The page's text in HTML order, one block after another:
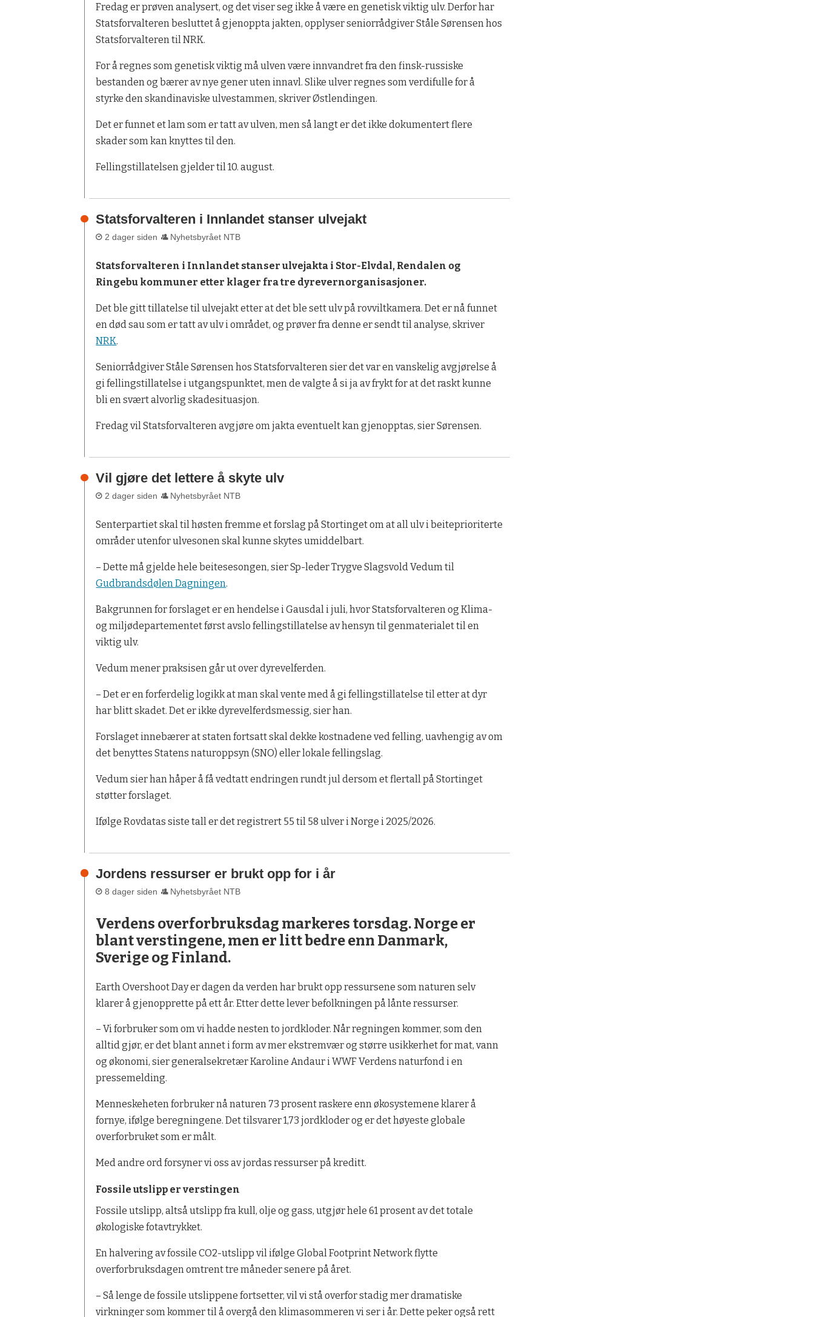
Fredag er prøven analysert, og det viser seg ikke å være en genetisk viktig ulv. Derfor har
Statsforvalteren besluttet å gjenoppta jakten, opplyser seniorrådgiver Ståle Sørensen hos
Statsforvalteren til NRK.
For å regnes som genetisk viktig må ulven være innvandret fra den finsk-russiske
bestanden og bærer av nye gener uten innavl. Slike ulver regnes som verdifulle for å
styrke den skandinaviske ulvestammen, skriver Østlendingen.
Det er funnet et lam som er tatt av ulven, men så langt er det ikke dokumentert flere
skader som kan knyttes til den.
Fellingstillatelsen gjelder til 10. august.
Statsforvalteren i Innlandet stanser ulvejakt
2 dager siden Nyhetsbyrået NTB
Statsforvalteren i Innlandet stanser ulvejakta i Stor-Elvdal, Rendalen og
Ringebu kommuner etter klager fra tre dyrevernorganisasjoner.
Det ble gitt tillatelse til ulvejakt etter at det ble sett ulv på rovviltkamera. Det er nå funnet
en død sau som er tatt av ulv i området, og prøver fra denne er sendt til analyse, skriver
NRK.
Seniorrådgiver Ståle Sørensen hos Statsforvalteren sier det var en vanskelig avgjørelse å
gi fellingstillatelse i utgangspunktet, men de valgte å si ja av frykt for at det raskt kunne
bli en svært alvorlig skadesituasjon.
Fredag vil Statsforvalteren avgjøre om jakta eventuelt kan gjenopptas, sier Sørensen.
Vil gjøre det lettere å skyte ulv
2 dager siden Nyhetsbyrået NTB
Senterpartiet skal til høsten fremme et forslag på Stortinget om at all ulv i beiteprioriterte
områder utenfor ulvesonen skal kunne skytes umiddelbart.
– Dette må gjelde hele beitesesongen, sier Sp-leder Trygve Slagsvold Vedum til
Gudbrandsdølen Dagningen.
Bakgrunnen for forslaget er en hendelse i Gausdal i juli, hvor Statsforvalteren og Klima-
og miljødepartementet først avslo fellingstillatelse av hensyn til genmaterialet til en
viktig ulv.
Vedum mener praksisen går ut over dyrevelferden.
– Det er en forferdelig logikk at man skal vente med å gi fellingstillatelse til etter at dyr
har blitt skadet. Det er ikke dyrevelferdsmessig, sier han.
Forslaget innebærer at staten fortsatt skal dekke kostnadene ved felling, uavhengig av om
det benyttes Statens naturoppsyn (SNO) eller lokale fellingslag.
Vedum sier han håper å få vedtatt endringen rundt jul dersom et flertall på Stortinget
støtter forslaget.
Ifølge Rovdatas siste tall er det registrert 55 til 58 ulver i Norge i 2025/2026.
Jordens ressurser er brukt opp for i år
8 dager siden Nyhetsbyrået NTB
Verdens overforbruksdag markeres torsdag. Norge er
blant verstingene, men er litt bedre enn Danmark,
Sverige og Finland.
Earth Overshoot Day er dagen da verden har brukt opp ressursene som naturen selv
klarer å gjenopprette på ett år. Etter dette lever befolkningen på lånte ressurser.
– Vi forbruker som om vi hadde nesten to jordkloder. Når regningen kommer, som den
alltid gjør, er det blant annet i form av mer ekstremvær og større usikkerhet for mat, vann
og økonomi, sier generalsekretær Karoline Andaur i WWF Verdens naturfond i en
pressemelding.
Menneskeheten forbruker nå naturen 73 prosent raskere enn økosystemene klarer å
fornye, ifølge beregningene. Det tilsvarer 1,73 jordkloder og er det høyeste globale
overforbruket som er målt.
Med andre ord forsyner vi oss av jordas ressurser på kreditt.
Fossile utslipp er verstingen
Fossile utslipp, altså utslipp fra kull, olje og gass, utgjør hele 61 prosent av det totale
økologiske fotavtrykket.
En halvering av fossile CO2-utslipp vil ifølge Global Footprint Network flytte
overforbruksdagen omtrent tre måneder senere på året.
– Så lenge de fossile utslippene fortsetter, vil vi stå overfor stadig mer dramatiske
virkninger som kommer til å overgå den klimasommeren vi ser i år. Dette peker også rett